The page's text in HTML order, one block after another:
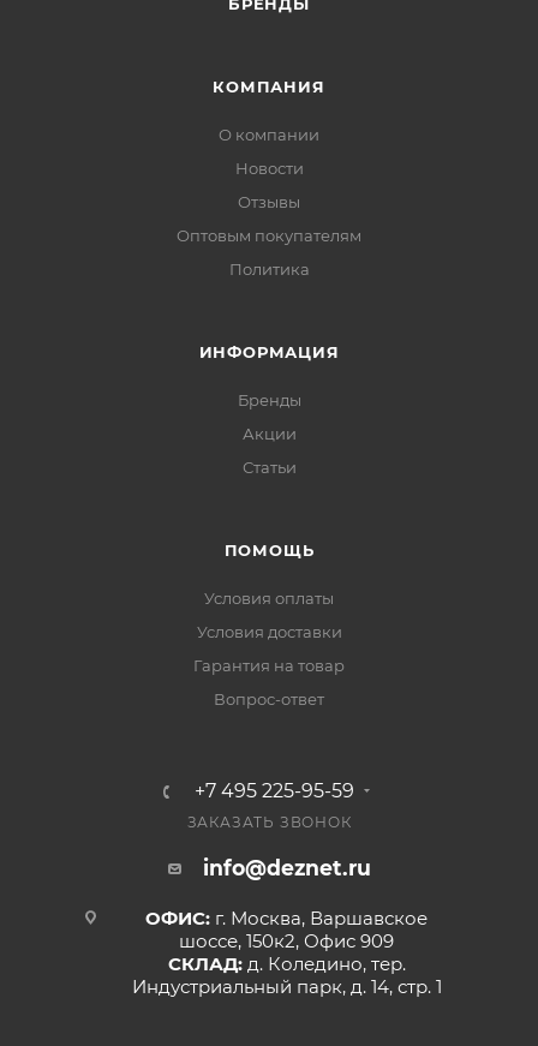
БРЕНДЫ
КОМПАНИЯ
О компании
Новости
Отзывы
Оптовым покупателям
Политика
ИНФОРМАЦИЯ
Бренды
Акции
Статьи
ПОМОЩЬ
Условия оплаты
Условия доставки
Гарантия на товар
Вопрос-ответ
+7 495 225-95-59
ЗАКАЗАТЬ ЗВОНОК
info@deznet.ru
ОФИС: г. Москва, Варшавское
шоссе, 150к2, Офис 909
СКЛАД: д. Коледино, тер.
Индустриальный парк, д. 14, стр. 1